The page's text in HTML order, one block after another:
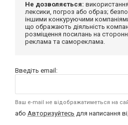
Не дозволяється:
лексики, погроз або образ;
іншими конкуруючими
що ображають діяльність
розміщення посилань на
реклама та самореклама.
Введіть email:
Ваш e-mail не відображатиметься на
або Авторизуйтесь для написання